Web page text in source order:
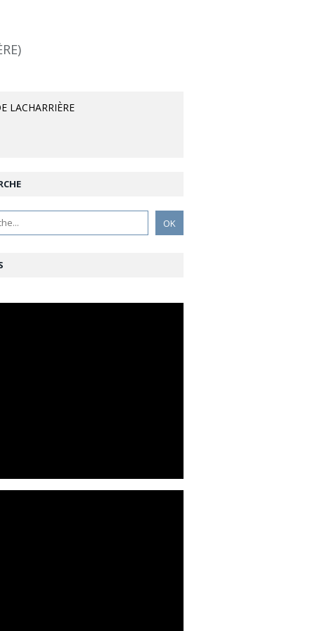
LACHARRIÈRE